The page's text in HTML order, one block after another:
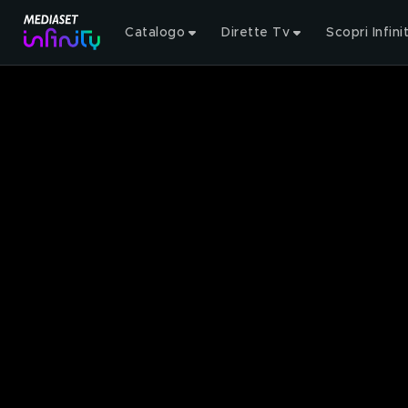
Catalogo Dirette Tv Scopri